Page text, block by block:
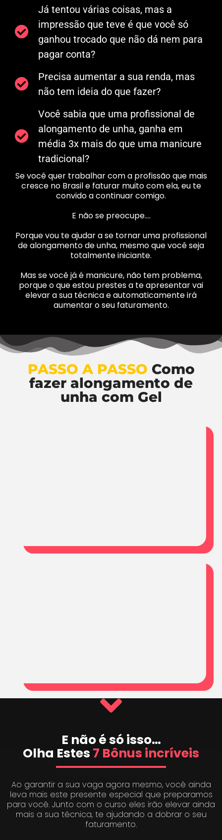
Já tentou várias coisas, mas a
impressão que teve é que você só
ganhou trocado que não dá nem para
pagar conta?
Precisa aumentar a sua renda, mas
não tem ideia do que fazer?
Você sabia que uma profissional de
alongamento de unha, ganha em
média 3x mais do que uma manicure
tradicional?
Se você quer trabalhar com a profissão que mais
cresce no Brasil e faturar muito com ela, eu te
convido a continuar comigo.
E não se preocupe….
Porque vou te ajudar a se tornar uma profissional
de alongamento de unha, mesmo que você seja
totalmente iniciante.
Mas se você já é manicure, não tem problema,
porque o que estou prestes a te apresentar vai
elevar a sua técnica e automaticamente irá
aumentar o seu faturamento.
PASSO A PASSO Como
fazer alongamento de
unha com Gel
E não é só isso…
Olha Estes 7 Bônus incríveis
Ao garantir a sua vaga agora mesmo, você ainda
leva mais este presente especial que preparamos
para você. Junto com o curso eles irão elevar ainda
mais a sua técnica, te ajudando a dobrar o seu
faturamento.